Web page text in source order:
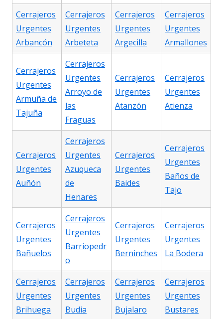
Cerrajeros
Urgentes
Arbancón
Cerrajeros
Urgentes
Arbeteta
Cerrajeros
Urgentes
Argecilla
Cerrajeros
Urgentes
Armallones
Cerrajeros
Urgentes
Armuña de
Tajuña
Cerrajeros
Urgentes
Arroyo de
las
Fraguas
Cerrajeros
Urgentes
Atanzón
Cerrajeros
Urgentes
Atienza
Cerrajeros
Urgentes
Auñón
Cerrajeros
Urgentes
Azuqueca
de
Henares
Cerrajeros
Urgentes
Baides
Cerrajeros
Urgentes
Baños de
Tajo
Cerrajeros
Urgentes
Bañuelos
Cerrajeros
Urgentes
Barriopedr
o
Cerrajeros
Urgentes
Berninches
Cerrajeros
Urgentes
La Bodera
Cerrajeros
Urgentes
Brihuega
Cerrajeros
Urgentes
Budia
Cerrajeros
Urgentes
Bujalaro
Cerrajeros
Urgentes
Bustares